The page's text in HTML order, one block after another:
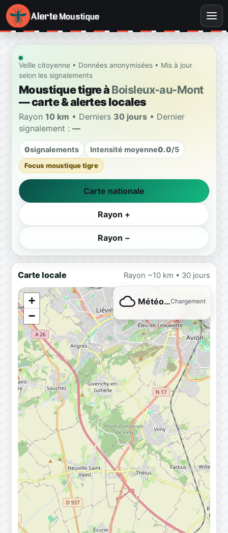
Veille citoyenne • Données anonymisées • Mis à jour
selon les signalements
Moustique tigre àBoisleux-au-Mont
— carte & alertes locales
Rayon 10 km • Derniers 30 jours • Dernier
signalement : —
0signalements Intensité moyenne0.0/5
Focus moustique tigre
Carte nationale
Rayon +
Rayon −
Carte locale Rayon ~10 km • 30 jours
+
−
Météo…Chargement